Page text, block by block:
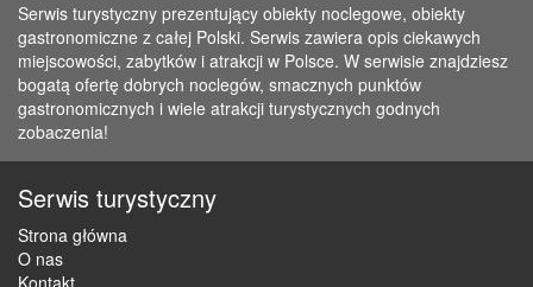
Serwis turystyczny prezentujący obiekty noclegowe, obiekty
gastronomiczne z całej Polski. Serwis zawiera opis ciekawych
miejscowości, zabytków i atrakcji w Polsce. W serwisie znajdziesz
bogatą ofertę dobrych noclegów, smacznych punktów
gastronomicznych i wiele atrakcji turystycznych godnych
zobaczenia!
Serwis turystyczny
Strona główna
O nas
Kontakt